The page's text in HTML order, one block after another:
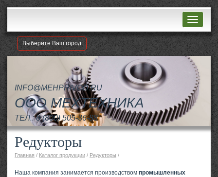
Выберите Ваш город
INFO@MEHPRIVOD.RU
ООО МЕХТЕХНИКА
ТЕЛ.:8 (800) 505-36-88
Редукторы
Главная / Каталог продукции / Редукторы /
Наша компания занимается производством промышленных